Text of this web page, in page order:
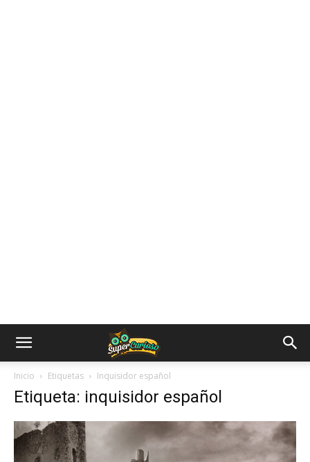
Inicio Etiquetas Inquisidor español
Etiqueta: inquisidor español